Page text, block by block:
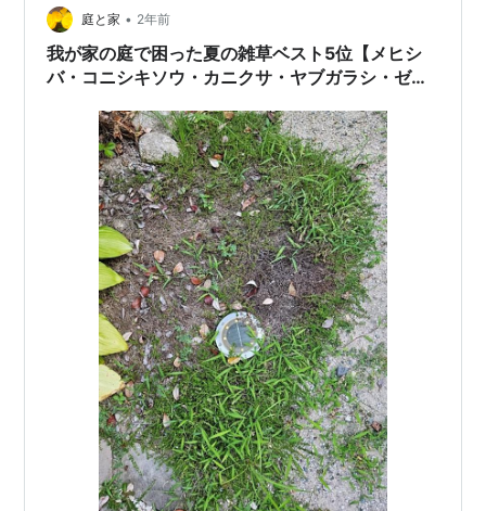
ケ」も目立ってきました。 普通の除草剤は効かないよう
なので、おそらくずっと生えていたんだと思います。 こ
ちらは日当たりが悪くジメジメしたと…
庭と家 • 2年前
我が家の庭で困った夏の雑草ベスト5位【メヒシ
バ・コニシキソウ・カニクサ・ヤブガラシ・ゼニ